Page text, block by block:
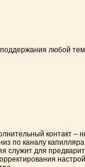
любой
контакт –
по каналу
служит для